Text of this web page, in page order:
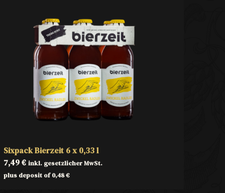
Sixpack Bierzeit 6 x 0,33 l
7,49€ inkl. gesetzlicher MwSt.
plus deposit of0,48€